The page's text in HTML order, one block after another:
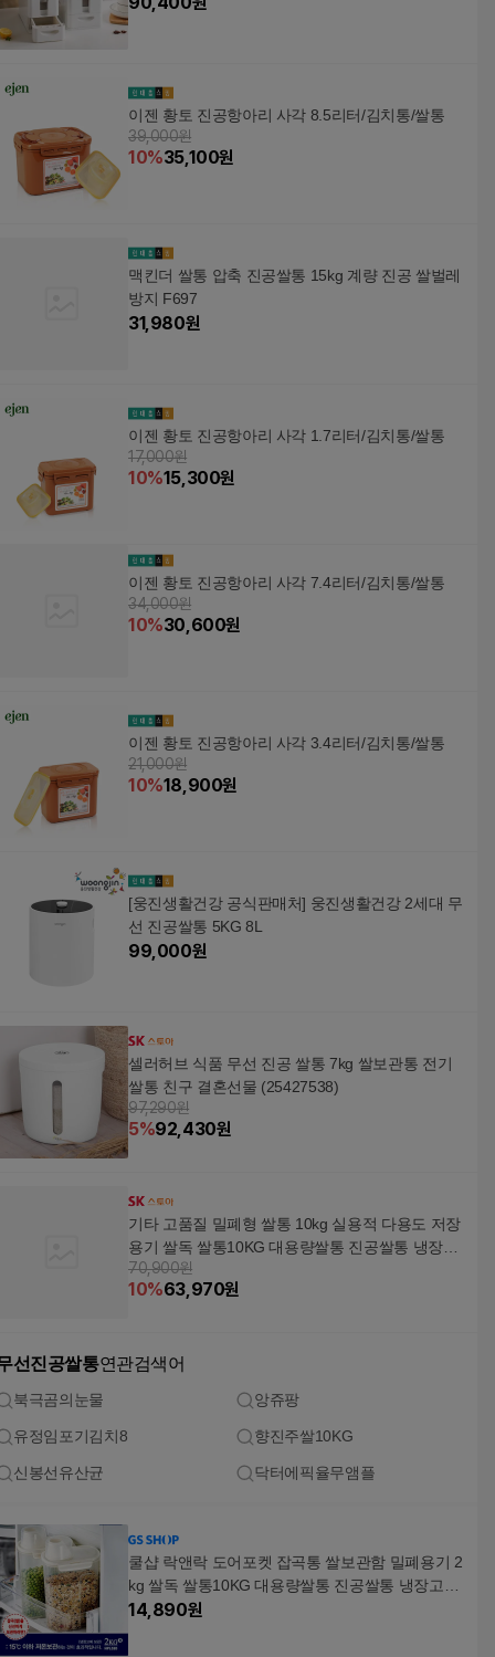
이젠 황토 진공항아리 사각 8.5리터/김치통/쌀통
39,000원
10%35,100원
맥킨더 쌀통 압축 진공쌀통 15kg 계량 진공 쌀벌레
방지 F697
31,980원
이젠 황토 진공항아리 사각 1.7리터/김치통/쌀통
17,000원
10%15,300원
이젠 황토 진공항아리 사각 7.4리터/김치통/쌀통
34,000원
10%30,600원
이젠 황토 진공항아리 사각 3.4리터/김치통/쌀통
21,000원
10%18,900원
[웅진생활건강 공식판매처] 웅진생활건강 2세대 무
선 진공쌀통 5KG 8L
99,000원
셀러허브 식품 무선 진공 쌀통 7kg 쌀보관통 전기
쌀통 친구 결혼선물 (25427538)
97,290원
5%92,430원
기타 고품질 밀폐형 쌀통 10kg 실용적 다용도 저장
용기 쌀독 쌀통10KG 대용량쌀통 진공쌀통 냉장고
쌀통 WFH8GXB
70,900원
10%63,970원
선진공쌀통연관검색어
북극곰의눈물 앙쥬팡
유정임포기김치8 향진주쌀10KG
신봉선유산균 닥터에픽율무앰플
쿨샵 락앤락 도어포켓 잡곡통 쌀보관함 밀폐용기 2
kg 쌀독 쌀통10KG 대용량쌀통 진공쌀통 냉장고쌀
통 계량
14,890원